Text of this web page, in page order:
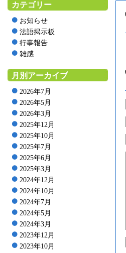
カテゴリー
お知らせ
法語掲示板
行事報告
雑感
月別アーカイブ
2026年7月
2026年5月
2026年3月
2025年12月
2025年10月
2025年7月
2025年6月
2025年3月
2024年12月
2024年10月
2024年7月
2024年5月
2024年3月
2023年12月
2023年10月